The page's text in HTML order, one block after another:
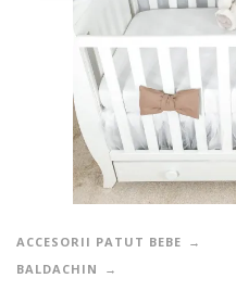
ACCESORII PATUT BEBE
BALDACHIN